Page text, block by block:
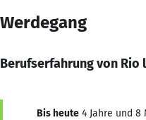
Werdegang
Berufserfahrung von Rio
Bis heute 4 Jahre und 8